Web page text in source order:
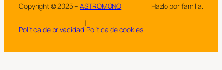
Copyright © 2025 –ASTROMONO Hazlo por familia.
Política de privacidad
|
Política de cookies